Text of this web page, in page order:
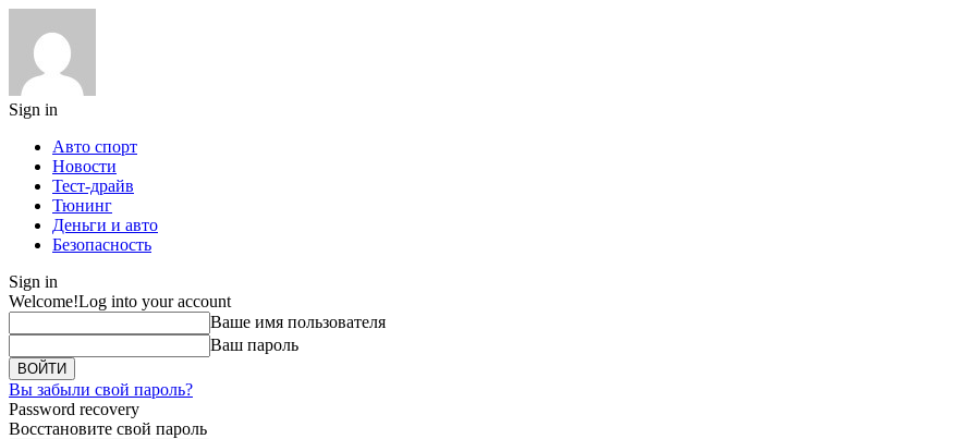
Sign in
Авто спорт
Новости
Тест-драйв
Тюнинг
Деньги и авто
Безопасность
Sign in
Welcome!Log into your account
Ваше имя пользователя
Ваш пароль
Вы забыли свой пароль?
Password recovery
Восстановите свой пароль